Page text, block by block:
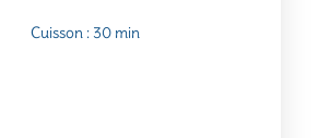
Cuisson : 30 min